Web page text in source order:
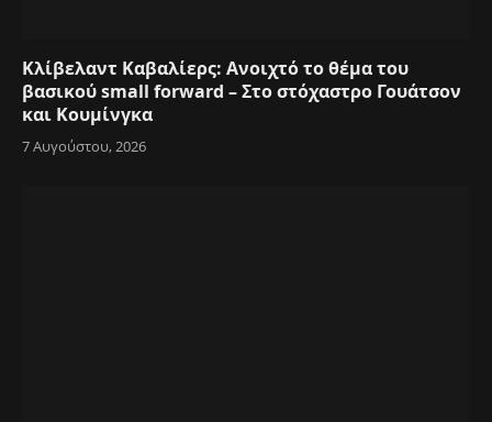
Κλίβελαντ Καβαλίερς: Ανοιχτό το θέμα του
βασικού small forward – Στο στόχαστρο Γουάτσον
και Κουμίνγκα
7 Αυγούστου, 2026